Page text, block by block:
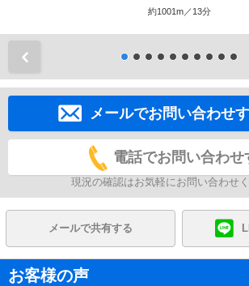
約1001m／13分
メールでお問い合わせ
電話でお問い合わせ
現況の確認はお気軽にお問い合わせく
メールで共有する
お客様の声